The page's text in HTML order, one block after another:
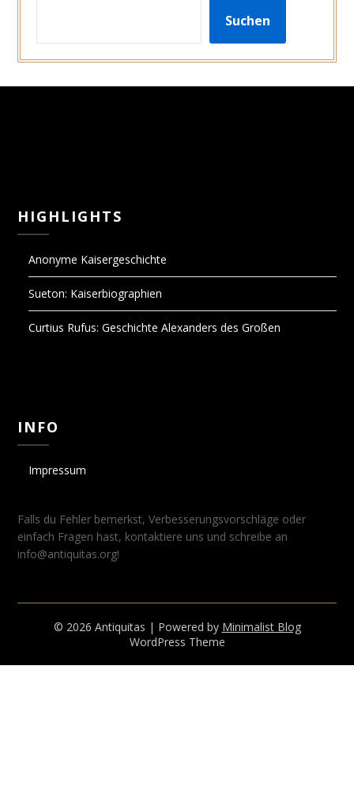
Suchen
HIGHLIGHTS
Anonyme Kaisergeschichte
Sueton: Kaiserbiographien
Curtius Rufus: Geschichte Alexanders des Großen
INFO
Impressum
Falls du Fehler bemerkst, Verbesserungsvorschläge oder
einfach Fragen hast, kontaktiere uns und schreibe an
info@antiquitas.org!
© 2026 Antiquitas | Powered by Minimalist Blog
WordPress Theme